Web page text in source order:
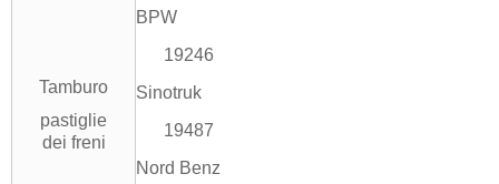
Tamburo
pastiglie
dei freni
BPW
19246
Sinotruk
19487
Nord Benz